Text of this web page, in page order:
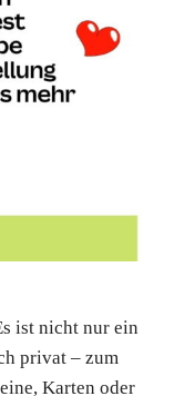
ist nicht nur ein
privat – zum
Karten oder